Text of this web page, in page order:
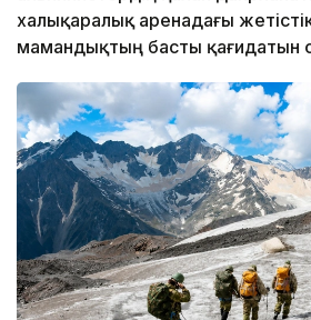
халықаралық аренадағы
мамандықтың басты қағидатын